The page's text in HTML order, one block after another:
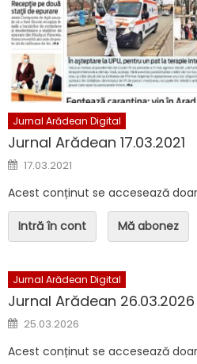
Jurnal Arădean Digital
Jurnal Arădean 17.03.2021
Posted on
17.03.2021
Acest conținut se accesează
Intră în cont Mă abonez
Jurnal Arădean Digital
Jurnal Arădean 26.03.2026
Posted on
25.03.2026
Acest conținut se accesează